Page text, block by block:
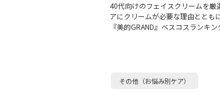
40代向けのフェイスクリームを
アにクリームが必要な理由ととも
『美的GRAND』ベスコスランキ
その他（お悩み別ケア）